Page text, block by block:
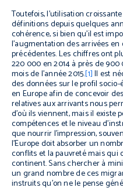
Toutefois, l’utilisation
définitions depuis quelques
cohérence, si bien qu’il est
l’augmentation des arrivées
précédentes. Les chiffres ont
220 000 en 2014 à près de
mois de l’année 2015.[1]Il est
des données sur le profil
en Europe afin de concevoir
relatives aux arrivants nous
d’où ils viennent, mais il existe
compétences et le niveau
que nourrir l’impression,
l’Europe doit absorber un
conflits et la pauvreté mais qui
continent. Sans chercher à
un grand nombre de ces
instruits qu'on ne le pense